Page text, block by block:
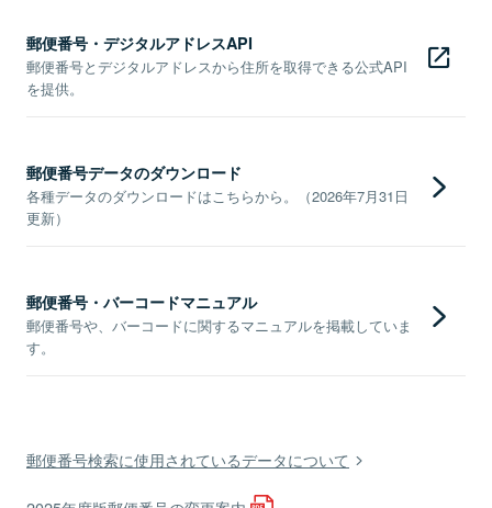
郵便番号・デジタルアドレスAPI
郵便番号とデジタルアドレスから住所を取得できる公式API
を提供。
郵便番号データのダウンロード
各種データのダウンロードはこちらから。（2026年7月31日
更新）
郵便番号・バーコードマニュアル
郵便番号や、バーコードに関するマニュアルを掲載していま
す。
郵便番号検索に使用されているデータについて